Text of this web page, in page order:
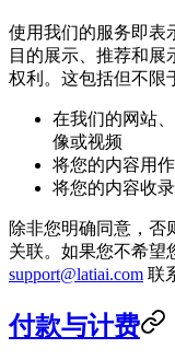
使用我们的服务即表
目的展示、推荐和展
权利。这包括但不限
在我们的网站
像或视频
将您的内容用
将您的内容收
除非您明确同意，否
关联。如果您不希望
support@latiai.com 联
付款与计费